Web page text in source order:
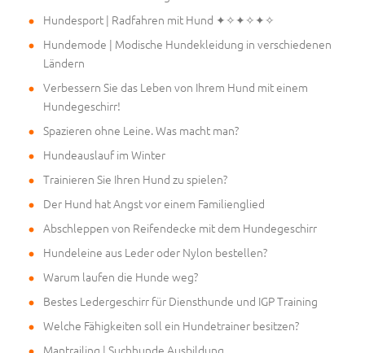
Hundesport | Radfahren mit Hund ✦✧✦✧✦✧
Hundemode | Modische Hundekleidung in verschiedenen
Ländern
Verbessern Sie das Leben von Ihrem Hund mit einem
Hundegeschirr!
Spazieren ohne Leine. Was macht man?
Hundeauslauf im Winter
Trainieren Sie Ihren Hund zu spielen?
Der Hund hat Angst vor einem Familienglied
Abschleppen von Reifendecke mit dem Hundegeschirr
Hundeleine aus Leder oder Nylon bestellen?
Warum laufen die Hunde weg?
Bestes Ledergeschirr für Diensthunde und IGP Training
Welche Fähigkeiten soll ein Hundetrainer besitzen?
Mantrailing | Suchhunde Ausbildung